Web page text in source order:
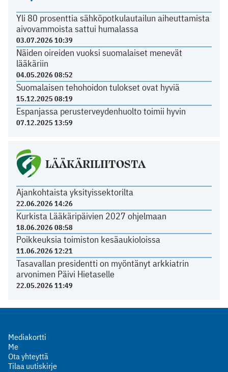
Yli 80 prosenttia sähköpotkulautailun aiheuttamista
aivovammoista sattui humalassa
03.07.2026 10:39
Näiden oireiden vuoksi suomalaiset menevät
lääkäriin
04.05.2026 08:52
Suomalaisen tehohoidon tulokset ovat hyviä
15.12.2025 08:19
Espanjassa perusterveydenhuolto toimii hyvin
07.12.2025 13:59
LÄÄKÄRILIITOSTA
Ajankohtaista yksityissektorilta
22.06.2026 14:26
Kurkista Lääkäripäivien 2027 ohjelmaan
18.06.2026 08:58
Poikkeuksia toimiston kesäaukioloissa
11.06.2026 12:21
Tasavallan presidentti on myöntänyt arkkiatrin
arvonimen Päivi Hietaselle
22.05.2026 11:49
Mediakortti
Me
Ota yhteyttä
Tilaa uutiskirje